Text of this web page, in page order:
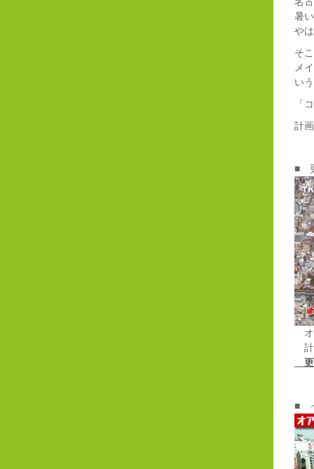
暑
や
そ
メ
い
「
計
■
オ
計
更
■